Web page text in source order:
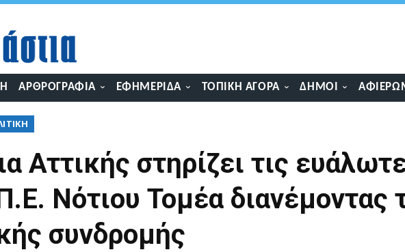
ΑΡΘΡΟΓΡΑΦΊΑ ΕΦΗΜΕΡΊΔΑ ΤΟΠΙΚΉ ΑΓΟΡΆ ΔΉΜΟΙ
Αττικής στηρίζει τις
Νότιου Τομέα διανέμοντας
συνδρομής